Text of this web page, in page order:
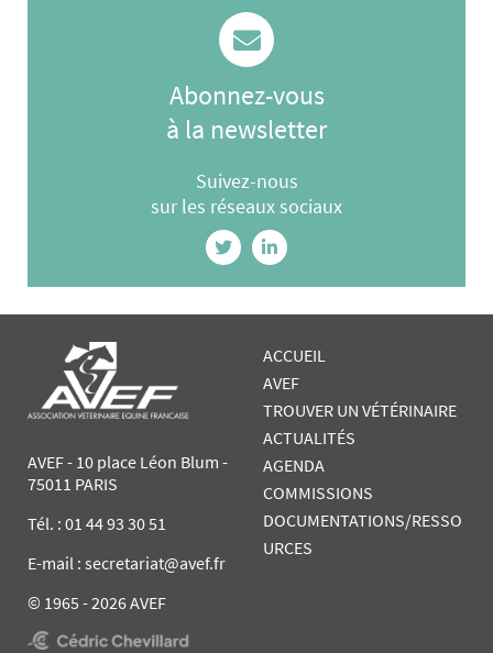
Abonnez-vous
à la newsletter
Suivez-nous
sur les réseaux sociaux
AVEF - 10 place Léon Blum -
75011 PARIS
Tél. : 01 44 93 30 51
E-mail : secretariat@avef.fr
© 1965 - 2026 AVEF
ACCUEIL
AVEF
TROUVER UN VÉTÉRINAIRE
ACTUALITÉS
AGENDA
COMMISSIONS
DOCUMENTATIONS/RESSO
URCES